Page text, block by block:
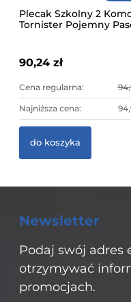
Plecak Szkolny 2
Tornister Pojemny
90,24 zł
Cena regularna:
Najniższa cena:
do koszyka
Newsletter
Podaj swój adres
otrzymywać
promocjach.